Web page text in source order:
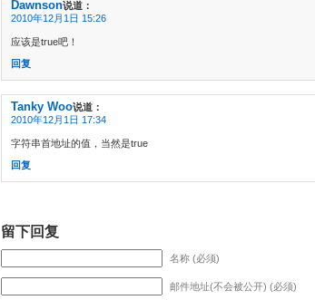
Dawnson说道：
2010年12月1日 15:26
应该是true吧！
回复
Tanky Woo说道：
2010年12月1日 17:34
字符串首地址的值，当然是true
回复
留下回复
名称 (必须)
邮件地址(不会被公开) (必须)